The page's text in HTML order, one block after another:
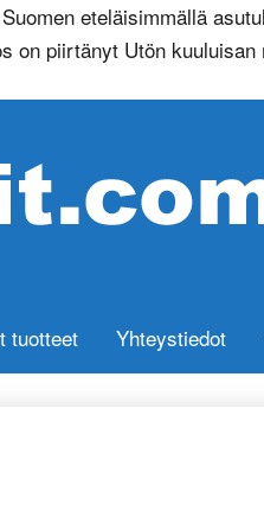
eteläisimmällä
on piirtänyt Utön
tuotteet Yhteystiedot